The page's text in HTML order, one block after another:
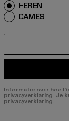
HEREN
DAMES
Informatie over hoe
privacyverklaring. Je
privacyverklaring.